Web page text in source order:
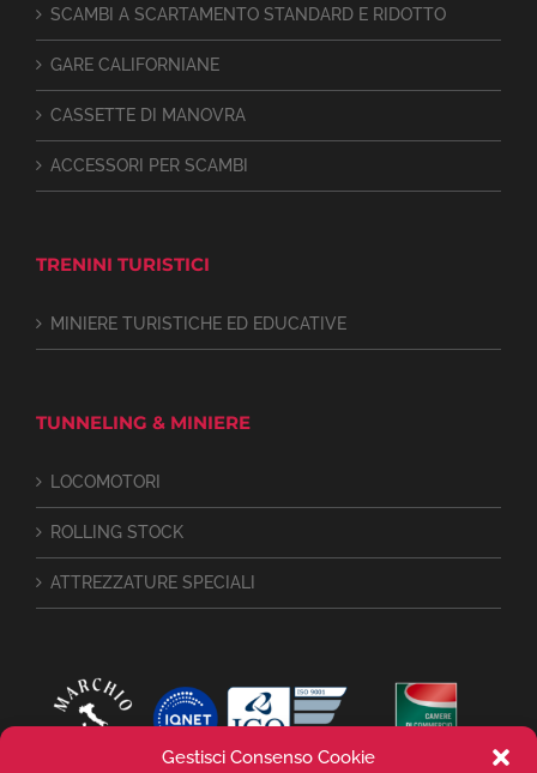
Gestisci Consenso Cookie
SCAMBI A SCARTAMENTO STANDARD E RIDOTTO
GARE CALIFORNIANE
CASSETTE DI MANOVRA
ACCESSORI PER SCAMBI
TRENINI TURISTICI
MINIERE TURISTICHE ED EDUCATIVE
TUNNELING & MINIERE
LOCOMOTORI
ROLLING STOCK
ATTREZZATURE SPECIALI